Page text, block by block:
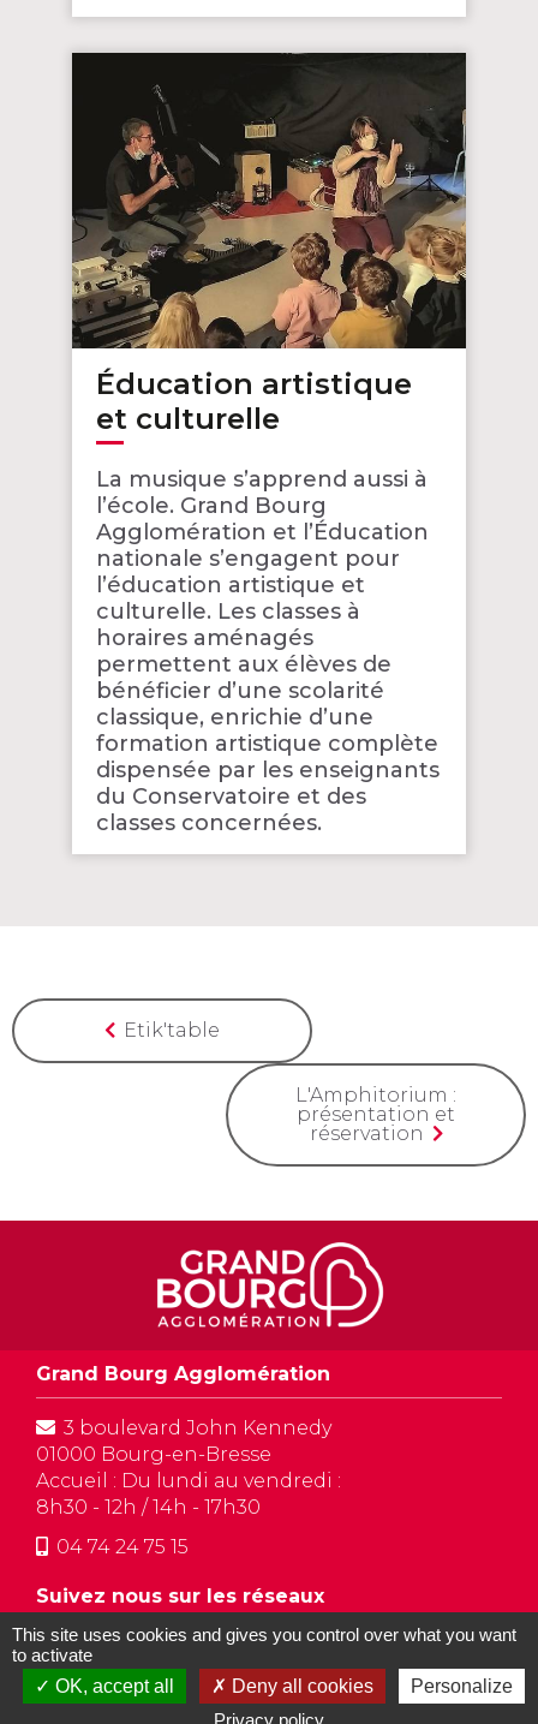
Éducation artistique
et culturelle
La musique s’apprend aussi à
l’école. Grand Bourg
Agglomération et l’Éducation
nationale s’engagent pour
l’éducation artistique et
culturelle. Les classes à
horaires aménagés
permettent aux élèves de
bénéficier d’une scolarité
classique, enrichie d’une
formation artistique complète
dispensée par les enseignants
du Conservatoire et des
classes concernées.
Etik'table
L'Amphitorium :
présentation et
réservation
Grand Bourg Agglomération
3 boulevard John Kennedy
01000 Bourg-en-Bresse
Accueil : Du lundi au vendredi :
8h30 - 12h / 14h - 17h30
04 74 24 75 15
Suivez nous sur les réseaux
Facebook
YouTube
Instagram
Mentions légales - Contact
This site uses cookies and gives you control over what you want
to activate
OK, accept all
Deny all cookies
Personalize
Privacy policy